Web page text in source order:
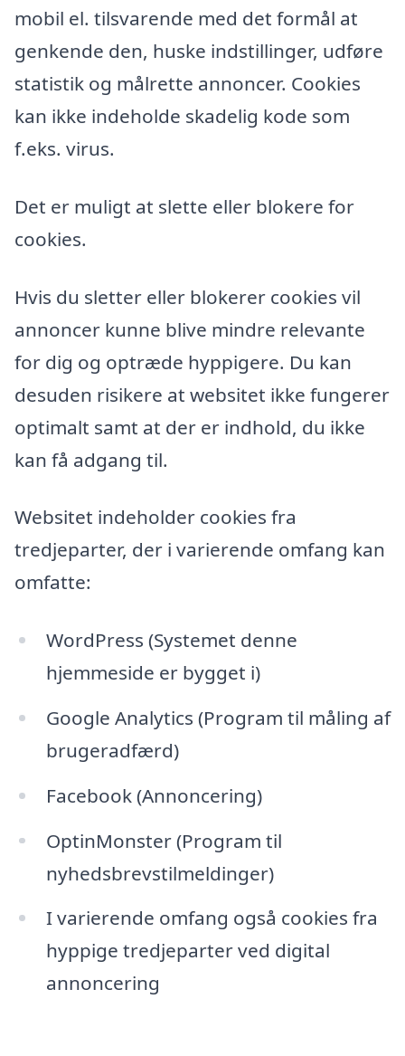
mobil el. tilsvarende med det formål at
genkende den, huske indstillinger, udføre
statistik og målrette annoncer. Cookies
kan ikke indeholde skadelig kode som
f.eks. virus.
Det er muligt at slette eller blokere for
cookies.
Hvis du sletter eller blokerer cookies vil
annoncer kunne blive mindre relevante
for dig og optræde hyppigere. Du kan
desuden risikere at websitet ikke fungerer
optimalt samt at der er indhold, du ikke
kan få adgang til.
Websitet indeholder cookies fra
tredjeparter, der i varierende omfang kan
omfatte:
WordPress (Systemet denne
hjemmeside er bygget i)
Google Analytics (Program til måling af
brugeradfærd)
Facebook (Annoncering)
OptinMonster (Program til
nyhedsbrevstilmeldinger)
I varierende omfang også cookies fra
hyppige tredjeparter ved digital
annoncering